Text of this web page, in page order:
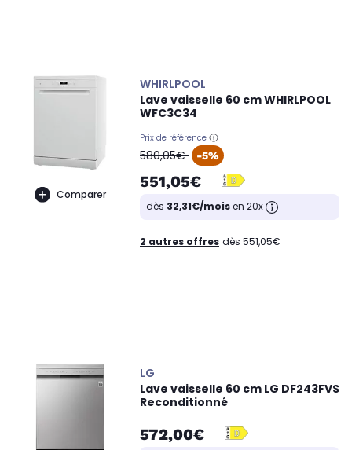
Comparer
WHIRLPOOL
Lave vaisselle 60 cm WHIRLPOOL
WFC3C34
Prix de référence
oldPrice
580,05€ -5%
551,05€
dès 32,31€/moisen 20x
2 autres offres dès 551,05€
LG
Lave vaisselle 60 cm LG DF243FVS
Reconditionné
572,00€